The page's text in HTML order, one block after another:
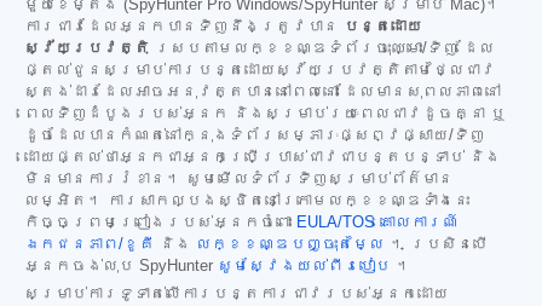
មួយខែម្តង (SpyHunter Pro Windows/SpyHunter សម្រាប់ Mac)។
ការជាវដែលអ្នកបានទិញនឹងត្រូវបាន
បន្តដោយ
ស្វ័យប្រវត្តិ ស្របតាមលក្ខខណ្ឌទំព័រចុះឈ្មោះ/ទិញ ដែល
ផ្តល់ជូនសម្រាប់ការបន្តដោយស្វ័យប្រវត្តិតាមថ្លៃជាវ
ស្តង់ដារដែលអាចអនុវត្តបាននៅពេលនោះ ដែលមានសុពលភាពនៅ
ពេលទិញដំបូងរបស់អ្នក និងសម្រាប់រយៈពេលជាវដូចគ្នា ឬ
ដូចដែលបានកំណត់នៅក្នុងទំព័រសម្ភារៈផ្សព្វផ្សាយ/ទិញ
ដោយផ្តល់ថាអ្នកជាអ្នកប្រើប្រាស់ជាវជាបន្តបន្ទាប់ និង
មិនមានការរំខាន។ សូមមើលទំព័រទិញសម្រាប់ព័ត៌មាន
លម្អិត។ ការសាកល្បងស្ថិតនៅក្រោមលក្ខខណ្ឌទាំងនេះ
កិច្ចព្រមព្រៀងរបស់អ្នកចំពោះ EULA/TOS គោលការណ៍
ឯកជនភាព/ខូគី
និង លក្ខខណ្ឌបញ្ចុះតម្លៃ ។ ប្រសិនបើ
អ្នកចង់លុប SpyHunter សូមស្វែងយល់ពីរបៀប ។
សម្រាប់ការទូទាត់លើការបន្តការជាវរបស់អ្នកដោយ